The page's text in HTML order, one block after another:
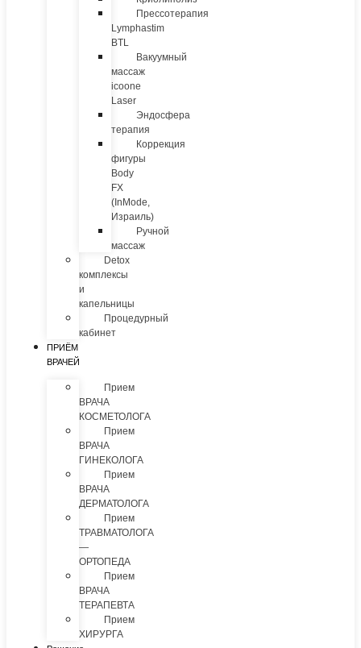
Прессотерапия
Lymphastim
BTL
Вакуумный
массаж
icoone
Laser
Эндосфера
терапия
Коррекция
фигуры
Body
FX
(InMode,
Израиль)
Ручной
массаж
Detox
комплексы
и
капельницы
Процедурный
кабинет
ПРИЁМ
ВРАЧЕЙ
Прием
ВРАЧА
КОСМЕТОЛОГА
Прием
ВРАЧА
ГИНЕКОЛОГА
Прием
ВРАЧА
ДЕРМАТОЛОГА
Прием
ТРАВМАТОЛОГА
—
ОРТОПЕДА
Прием
ВРАЧА
ТЕРАПЕВТА
Прием
ХИРУРГА